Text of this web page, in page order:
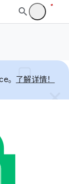
。 了解详情！